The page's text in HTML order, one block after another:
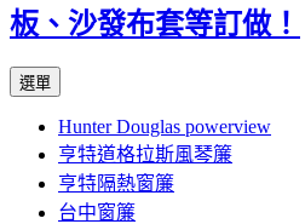
板、沙發布套等訂做！
選單
內
容
Hunter Douglas powerview
亨特道格拉斯風琴簾
亨特隔熱窗簾
台中窗簾